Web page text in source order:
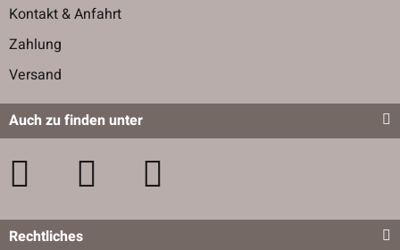
Kontakt & Anfahrt
Zahlung
Versand
Auch zu finden unter
Rechtliches